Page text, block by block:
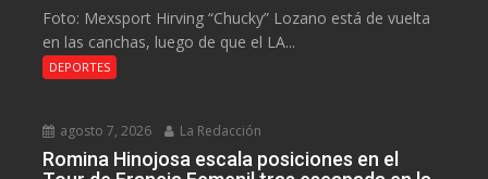
Foto: Mexsport Hirving “Chucky” Lozano está de vuelta
en las canchas, luego de que el LA...
DEPORTES
agosto 7, 2026 La Redacción
Romina Hinojosa escala posiciones en el